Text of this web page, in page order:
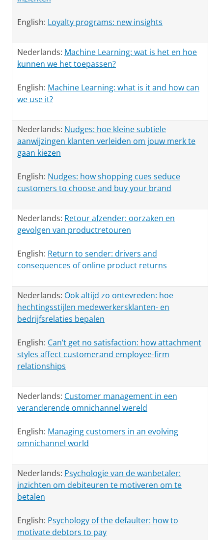
English: Loyalty programs: new insights
Nederlands: Machine Learning: wat is het en hoe
kunnen we het toepassen?
English: Machine Learning: what is it and how can
we use it?
Nederlands: Nudges: hoe kleine subtiele
aanwijzingen klanten verleiden om jouw merk te
gaan kiezen
English: Nudges: how shopping cues seduce
customers to choose and buy your brand
Nederlands: Retour afzender: oorzaken en
gevolgen van productretouren
English: Return to sender: drivers and
consequences of online product returns
Nederlands: Ook altijd zo ontevreden: hoe
hechtingsstijlen medewerkersklanten- en
bedrijfsrelaties bepalen
English: Can’t get no satisfaction: how attachment
styles affect customerand employee-firm
relationships
Nederlands: Customer management in een
veranderende omnichannel wereld
English: Managing customers in an evolving
omnichannel world
Nederlands: Psychologie van de wanbetaler:
inzichten om debiteuren te motiveren om te
betalen
English: Psychology of the defaulter: how to
motivate debtors to pay